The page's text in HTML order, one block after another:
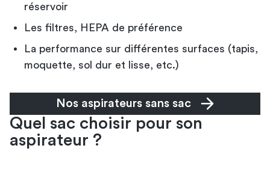
réservoir
Les filtres, HEPA de préférence
La performance sur différentes surfaces (tapis,
moquette, sol dur et lisse, etc.)
Nos aspirateurs sans sac
Quel sac choisir pour son
aspirateur ?